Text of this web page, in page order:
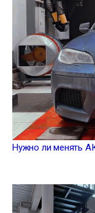
Нужно ли менять